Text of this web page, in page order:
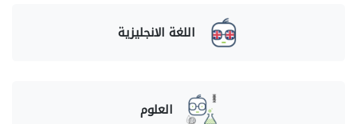
اللغة الانجليزية
العلوم